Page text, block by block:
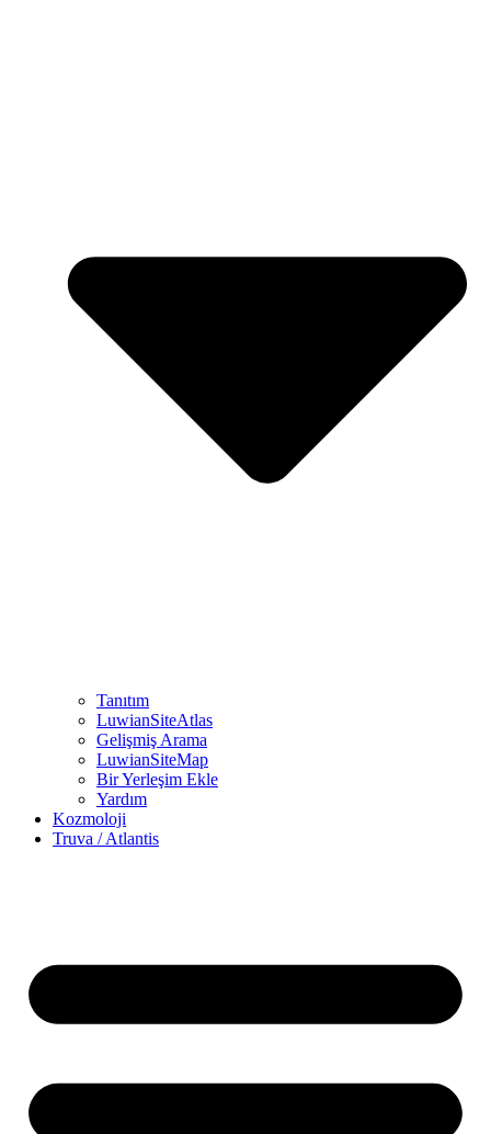
Tanıtım
LuwianSiteAtlas
Gelişmiş Arama
LuwianSiteMap
Bir Yerleşim Ekle
Yardım
Kozmoloji
Truva / Atlantis